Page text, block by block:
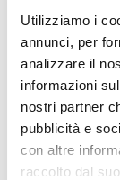
Utilizziamo i
annunci, per
analizzare il
informazioni
nostri partner
pubblicità e
con altre
raccolto dal
100% Cotton
€39,50